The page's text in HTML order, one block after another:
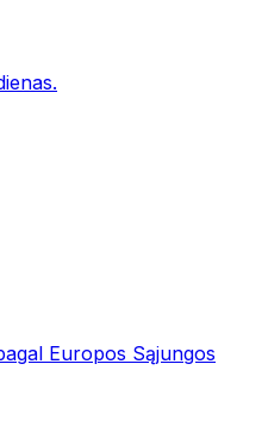
Europos Sąjungos